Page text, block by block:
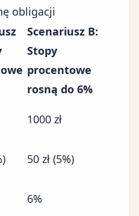
obligacji
Scenariusz B:
Stopy
procentowe
rosną do 6%
1000 zł
50 zł (5%)
6%